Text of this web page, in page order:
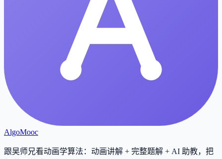
AlgoMooc
跟吴师兄看动画学算法：动画讲解 + 完整题解 + AI 助教，把